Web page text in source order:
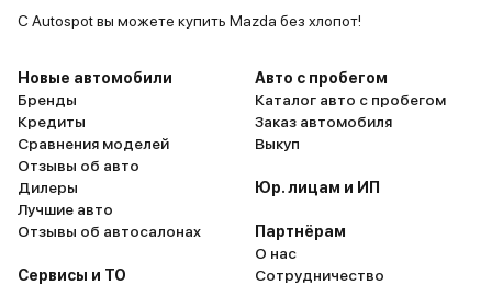
С Autospot вы можете купить Mazda без хлопот!
Новые автомобили
Бренды
Кредиты
Сравнения моделей
Отзывы об авто
Дилеры
Лучшие авто
Отзывы об автосалонах
Сервисы и ТО
Авто с пробегом
Каталог авто с пробегом
Заказ автомобиля
Выкуп
Юр. лицам и ИП
Партнёрам
О нас
Сотрудничество